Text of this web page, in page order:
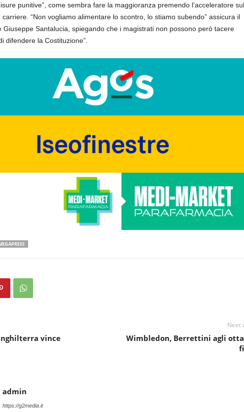
punitive”, come sembra fare la maggioranza premendo l’acceleratore
“Non vogliamo alimentare lo scontro, lo stiamo subendo” assicura il
Giuseppe Santalucia, spiegando che i magistrati non possono però tacere
difendere la Costituzione”.
vince
Next
Wimbledon, Berrettini agli
admin
https://g2media.it